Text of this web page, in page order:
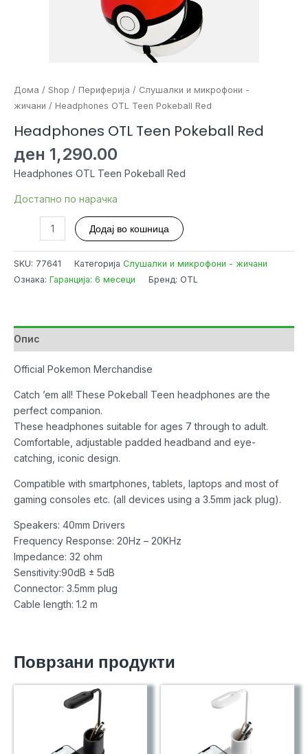
Дома / Shop / Периферија / Слушалки и микрофони -
жичани / Headphones OTL Teen Pokeball Red
Headphones OTL Teen Pokeball Red
ден 1,290.00
Headphones OTL Teen Pokeball Red
Достапно по нарачка
Headphones
Teen
Додај во кошница
SKU: 77641 Категорија Слушалки и микрофони - жичани
Ознака: Гаранција: 6 месеци Бренд: OTL
Опис
Official Pokemon Merchandise
Catch ’em all! These Pokeball Teen headphones are the
perfect companion.
These headphones suitable for ages 7 through to adult.
Comfortable, adjustable padded headband and eye-
catching, iconic design.
Compatible with smartphones, tablets, laptops and most of
gaming consoles etc. (all devices using a 3.5mm jack plug).
Speakers: 40mm Drivers
Frequency Response: 20Hz – 20KHz
Impedance: 32 ohm
Sensitivity:90dB ± 5dB
Connector: 3.5mm plug
Cable length: 1.2 m
Поврзани продукти